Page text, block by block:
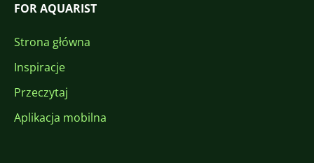
FOR AQUARIST
Strona główna
Inspiracje
Przeczytaj
Aplikacja mobilna